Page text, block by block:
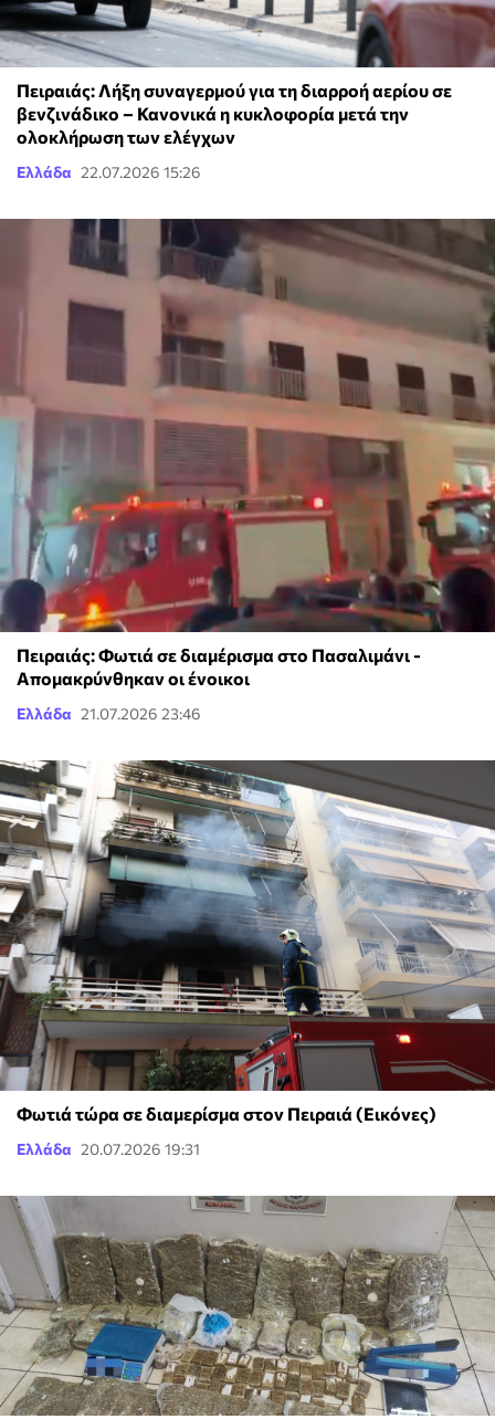
Πειραιάς: Λήξη συναγερμού για τη διαρροή αερίου σε
βενζινάδικο – Κανονικά η κυκλοφορία μετά την
ολοκλήρωση των ελέγχων
Ελλάδα 22.07.2026 15:26
Πειραιάς: Φωτιά σε διαμέρισμα στο Πασαλιμάνι -
Απομακρύνθηκαν οι ένοικοι
Ελλάδα 21.07.2026 23:46
Φωτιά τώρα σε διαμερίσμα στον Πειραιά (Εικόνες)
Ελλάδα 20.07.2026 19:31